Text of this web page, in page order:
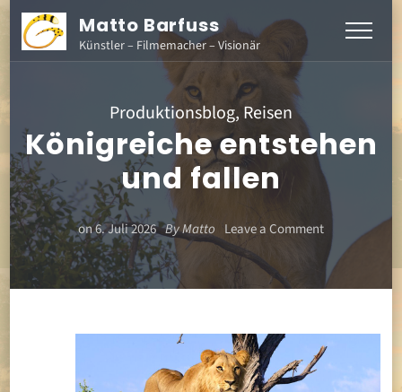
Matto Barfuss
Künstler – Filmemacher – Visionär
Produktionsblog, Reisen
Königreiche entstehen
und fallen
on6. Juli 2026 ByMatto Leave a Commenton
Königreiche
entstehen
fallen